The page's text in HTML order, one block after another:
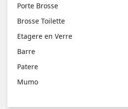
Porte Brosse
Brosse Toilette
Etagere en Verre
Barre
Patere
Mumo